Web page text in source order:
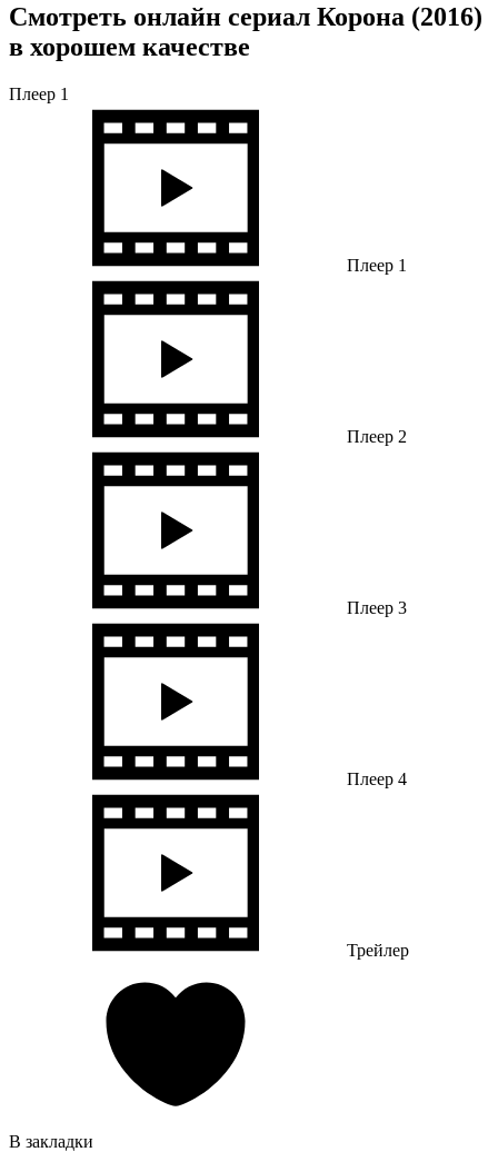
Смотреть онлайн сериал Корона (2016)
в хорошем качестве
Плеер 1
Плеер 1
Плеер 2
Плеер 3
Плеер 4
Трейлер
В закладки